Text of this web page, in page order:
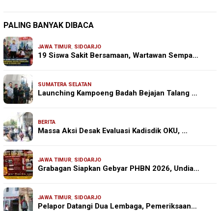
PALING BANYAK DIBACA
JAWA TIMUR, SIDOARJO
19 Siswa Sakit Bersamaan, Wartawan Sempa…
SUMATERA SELATAN
Launching Kampoeng Badah Bejajan Talang …
BERITA
Massa Aksi Desak Evaluasi Kadisdik OKU, …
JAWA TIMUR, SIDOARJO
Grabagan Siapkan Gebyar PHBN 2026, Undia…
JAWA TIMUR, SIDOARJO
Pelapor Datangi Dua Lembaga, Pemeriksaan…